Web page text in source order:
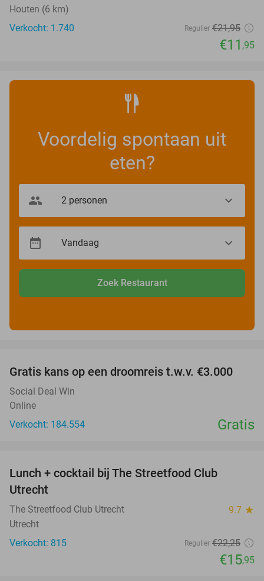
Houten (6 km)
Verkocht: 1.740
Regulier €21,95
€11 ,95
Voordelig spontaan uit
eten?
Zoek Restaurant
Gratis kans op een droomreis t.w.v. €3.000
Social Deal Win
Online
Verkocht: 184.554
Gratis
Lunch + cocktail bij The Streetfood Club
Utrecht
The Streetfood Club Utrecht 9.7 star
Utrecht
Verkocht: 815
Regulier €22,25
€15,95